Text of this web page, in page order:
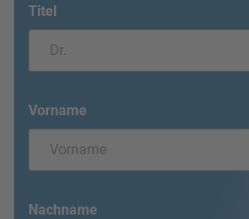
Titel
Vorname
Nachname